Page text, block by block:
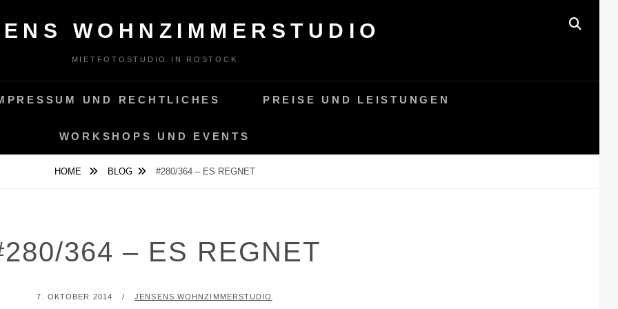
WOHNZIMMERSTUDIO
MIETFOTOSTUDIO IN ROSTOCK
UND RECHTLICHES PREISE UND LEISTUNGEN
WORKSHOPS UND EVENTS
HOME BLOG #280/364 – ES REGNET
364 – ES REGNET
POSTED
7. OKTOBER 2014 BY
JENSENS WOHNZIMMERSTUDIO